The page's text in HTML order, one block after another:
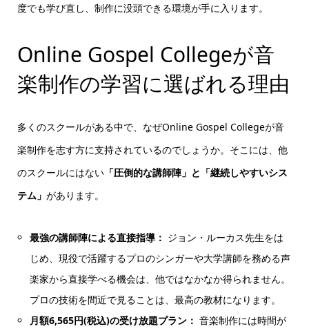
度でも学び直し、制作に没頭できる環境が手に入ります。
Online Gospel Collegeが音
楽制作の学習に選ばれる理由
多くのスクールがある中で、なぜOnline Gospel Collegeが音
楽制作を志す方に支持されているのでしょうか。そこには、他
のスクールにはない「圧倒的な講師陣」と「継続しやすいシス
テム」 があります。
最強の講師陣による直接指導： ジョン・ルーカス先生をは
じめ、現役で活躍するプロのシンガーや大学講師を務める声
楽家から直接学べる機会は、他ではなかなか得られません。
プロの技術を間近で見ることは、最高の教材になります。
月額6,565円(税込)の受け放題プラン： 音楽制作には時間が